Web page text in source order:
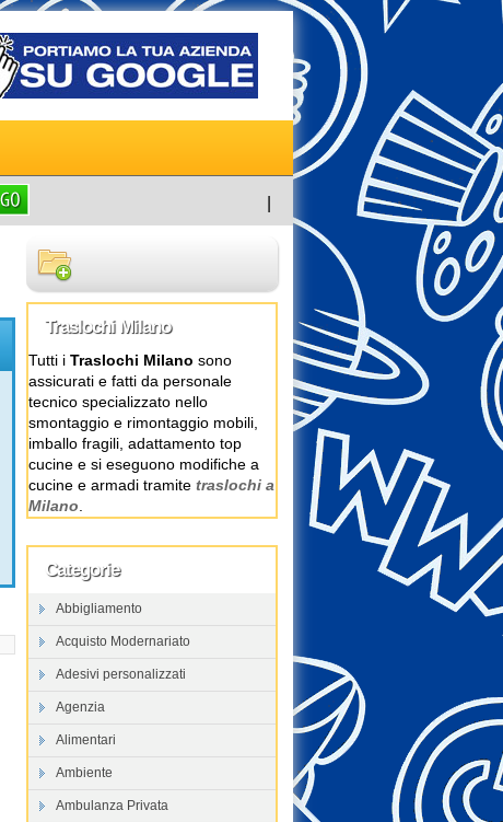
Traslochi Milano
Tutti i Traslochi Milano sono
assicurati e fatti da personale
tecnico specializzato nello
smontaggio e rimontaggio mobili,
imballo fragili, adattamento top
cucine e si eseguono modifiche a
cucine e armadi tramite traslochi a
Milano
Categorie
Abbigliamento
Acquisto Modernariato
Adesivi personalizzati
Agenzia
Alimentari
Ambiente
Ambulanza Privata